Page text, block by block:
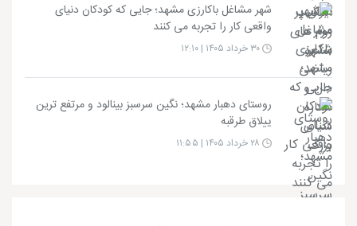
شهر مشاغل باکارزی مشهد؛ جایی که کودکان دنیای
واقعی کار را تجربه می کنند
روستای دهبار مشهد؛ نگین سرسبز بینالود و مرتفع ترین
ییلاق طرقبه